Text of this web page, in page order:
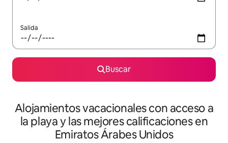
Salida
Buscar
Alojamientos vacacionales con acceso a
la playa y las mejores calificaciones en
Emiratos Árabes Unidos